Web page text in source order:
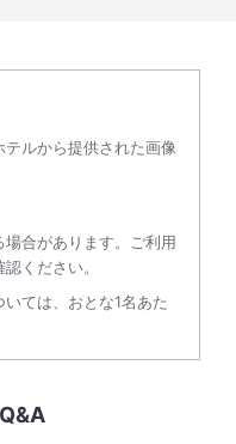
ルから提供された画像
場合があります。ご利用
ください。
ては、おとな1名あた